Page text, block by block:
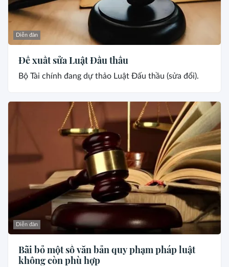
Diễn đàn
Đề xuất sửa Luật Đấu thầu
Bộ Tài chính đang dự thảo Luật Đấu thầu (sửa đổi).
Diễn đàn
Bãi bỏ một số văn bản quy phạm pháp luật
không còn phù hợp